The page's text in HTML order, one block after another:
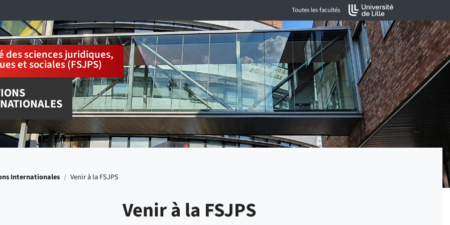
Toutes les facultés
des sciences juridiques,
et sociales (FSJPS)
Internationales / Venir à la FSJPS
Venir à la FSJPS